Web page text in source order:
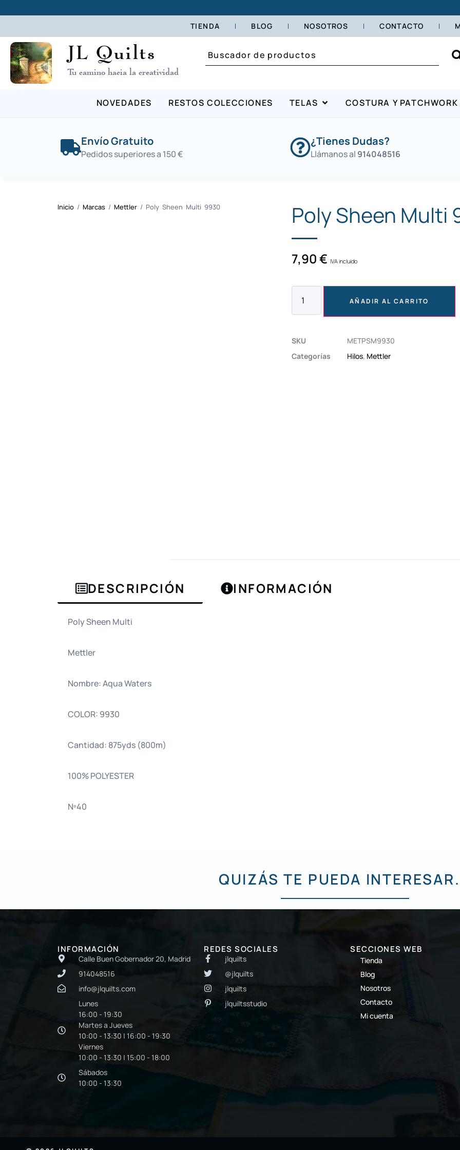
TIENDA BLOG NOSOTROS CONTACTO
JL Quilts
Tu camino hacia la creatividad
NOVEDADES RESTOS COLECCIONES TELAS COSTURA Y PATCHWORK
Envío Gratuito
Pedidos superiores a 150 €
¿Tienes Dudas?
Llámanos al 914048516
Inicio / Marcas / Mettler / Poly Sheen Multi 9930 Poly Sheen Multi
7,90€ IVA incluido
AÑADIR AL CARRITO
SKU
METPSM9930
Categorías
Hilos, Mettler
DESCRIPCIÓN INFORMACIÓN
Poly Sheen Multi
Mettler
Nombre: Aqua Waters
COLOR: 9930
Cantidad: 875yds (800m)
100% POLYESTER
Nº40
QUIZÁS TE PUEDA
INFORMACIÓN
Calle Buen Gobernador 20, Madrid
914048516
info@jlquilts.com
Lunes
16:00 - 19:30
Martes a Jueves
10:00 - 13:30 | 16:00 - 19:30
Viernes
10:00 - 13:30 | 15:00 - 18:00
Sábados
10:00 - 13:30
REDES SOCIALES
jlquilts
@jlquilts
jlquilts
jlquiltsstudio
SECCIONES WEB
Tienda
Blog
Nosotros
Contacto
Mi cuenta